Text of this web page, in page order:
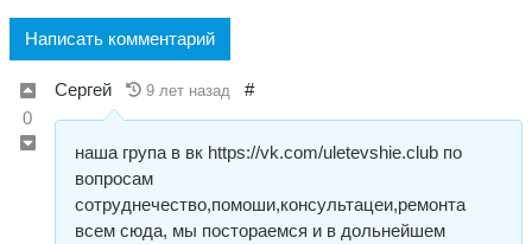
Написать комментарий
0
Сергей 9 лет назад #
наша група в вк https://vk.com/uletevshie.club по
вопросам
сотруднечество,помоши,консультацеи,ремонта
всем сюда, мы постораемся и в дольнейшем